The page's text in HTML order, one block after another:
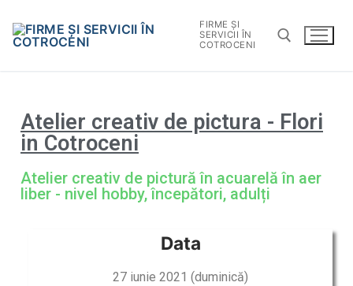
FIRME ȘI
SERVICII ÎN
COTROCENI
Atelier creativ de pictura - Flori
in Cotroceni
Atelier creativ de pictură în acuarelă în aer
liber - nivel hobby, începători, adulți
Data
27 iunie 2021 (duminică)